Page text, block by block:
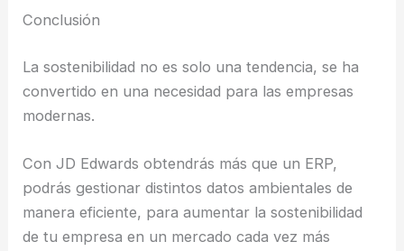
Conclusión
La sostenibilidad no es solo una tendencia, se ha
convertido en una necesidad para las empresas
modernas.
Con JD Edwards obtendrás más que un ERP,
podrás gestionar distintos datos ambientales de
manera eficiente, para aumentar la sostenibilidad
de tu empresa en un mercado cada vez más